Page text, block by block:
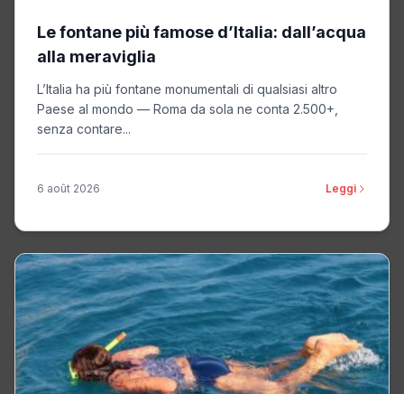
Le fontane più famose d’Italia: dall’acqua
alla meraviglia
L’Italia ha più fontane monumentali di qualsiasi altro
Paese al mondo — Roma da sola ne conta 2.500+,
senza contare...
6 août 2026 Leggi